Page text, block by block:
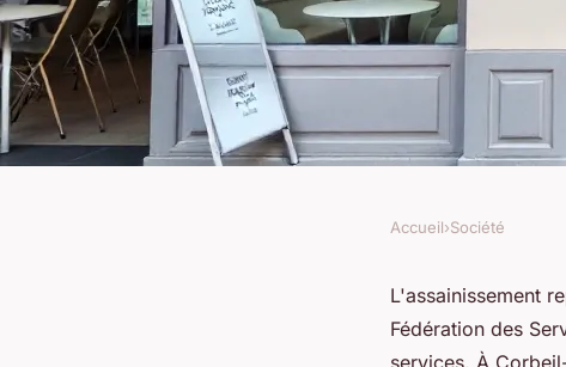
Entreprise
Accueil›Société
L'assainissement
Fédération des
services. À